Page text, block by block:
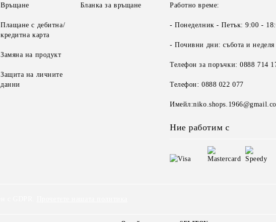
Връщане
Плащане с дебитна/
кредитна карта
Замяна на продукт
Защита на личните
данни
Бланка за връщане Работно време:
- Понеделник - Петък: 9:00 -
- Почивни дни: събота и неделя
Телефон за поръчки: 0888 714
Телефон: 0888 022 077
Ние работим с